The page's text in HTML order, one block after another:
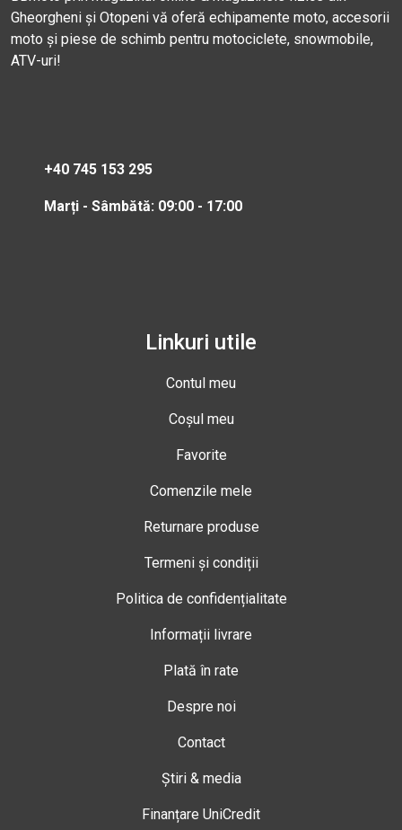
Gheorgheni și Otopeni vă oferă echipamente moto, accesorii
moto și piese de schimb pentru motociclete, snowmobile,
ATV-uri!
+40 745 153 295
Marți - Sâmbătă: 09:00 - 17:00
Linkuri utile
Contul meu
Coșul meu
Favorite
Comenzile mele
Returnare produse
Termeni și condiții
Politica de confidențialitate
Informații livrare
Plată în rate
Despre noi
Contact
Știri & media
Finanțare UniCredit